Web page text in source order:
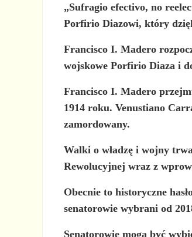
„Sufragio efectivo, no
Porfirio Diazowi, który
Francisco I. Madero
wojskowe Porfirio Diaza i
Francisco I. Madero
1914 roku. Venustiano
zamordowany.
Walki o władzę i wojny
Rewolucyjnej wraz z
Obecnie to historyczne
senatorowie wybrani od
Senatorowie mogą być